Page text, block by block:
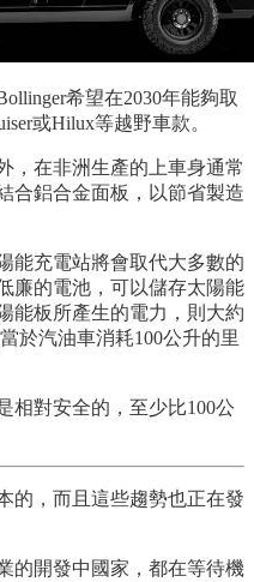
希望在2030年能夠取
或Hilux等越野車款。
，在非洲生產的上車身通常
合鋁合金面板，以節省製造
能充電站將會取代大多數的
廉的電池，可以儲存太陽能
能板所產生的電力，則大約
於汽油車消耗100公升的里
相對安全的，至少比100公
的，而且這些趨勢也正在發
的開發中國家，都在等待機